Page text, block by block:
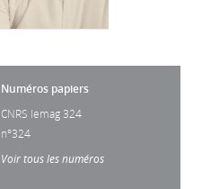
Numéros papiers
CNRS lemag 324
n°324
Voir tous les numéros